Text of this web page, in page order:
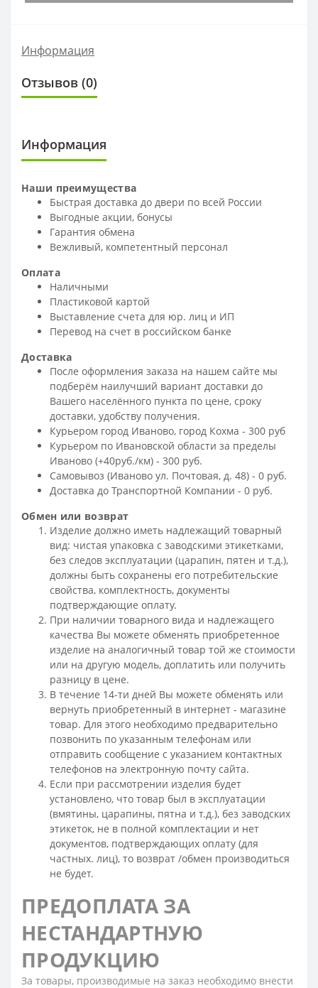
Информация
Отзывов (0)
Информация
Наши преимущества
Быстрая доставка до двери по всей России
Выгодные акции, бонусы
Гарантия обмена
Вежливый, компетентный персонал
Оплата
Наличными
Пластиковой картой
Выставление счета для юр. лиц и ИП
Перевод на счет в российском банке
Доставка
После оформления заказа на нашем сайте мы
подберём наилучший вариант доставки до
Вашего населённого пункта по цене, сроку
доставки, удобству получения.
Курьером город Иваново, город Кохма - 300 руб
Курьером по Ивановской области за пределы
Иваново (+40руб./км) - 300 руб.
Самовывоз (Иваново ул. Почтовая, д. 48) - 0 руб.
Доставка до Транспортной Компании - 0 руб.
Обмен или возврат
Изделие должно иметь надлежащий товарный
вид: чистая упаковка с заводскими этикетками,
без следов эксплуатации (царапин, пятен и т.д.),
должны быть сохранены его потребительские
свойства, комплектность, документы
подтверждающие оплату.
При наличии товарного вида и надлежащего
качества Вы можете обменять приобретенное
изделие на аналогичный товар той же стоимости
или на другую модель, доплатить или получить
разницу в цене.
В течение 14-ти дней Вы можете обменять или
вернуть приобретенный в интернет - магазине
товар. Для этого необходимо предварительно
позвонить по указанным телефонам или
отправить сообщение с указанием контактных
телефонов на электронную почту сайта.
Если при рассмотрении изделия будет
установлено, что товар был в эксплуатации
(вмятины, царапины, пятна и т.д.), без заводских
этикеток, не в полной комплектации и нет
документов, подтверждающих оплату (для
частных. лиц), то возврат /обмен производиться
не будет.
ПРЕДОПЛАТА ЗА
НЕСТАНДАРТНУЮ
ПРОДУКЦИЮ
За товары, производимые на заказ необходимо внести